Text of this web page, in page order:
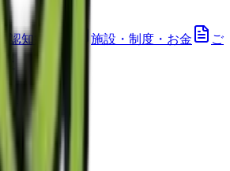
認知症ケア 施設・制度・お金
ご